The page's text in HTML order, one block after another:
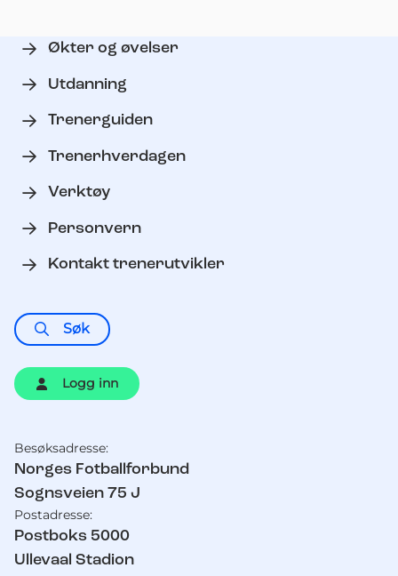
Økter og øvelser
Utdanning
Trenerguiden
Trenerhverdagen
Verktøy
Personvern
Kontakt trenerutvikler
Søk
Logg inn
Kontaktinformasjon
Besøksadresse:
Norges Fotballforbund
Sognsveien 75 J
Postadresse:
Postboks 5000
Ullevaal Stadion